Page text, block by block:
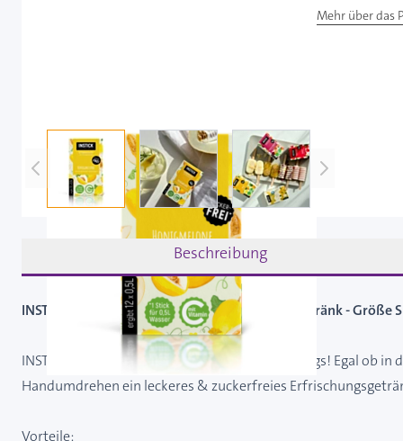
View larger imageView larger imageView larger image
Mehr über das
Beschreibung
INSTICK Honigmelone - zuckerfreies Instant-Getränk - Größe S
INSTICK als Stick in Größe S perfekt für unterwegs! Egal ob
Handumdrehen ein leckeres & zuckerfreies
Vorteile: